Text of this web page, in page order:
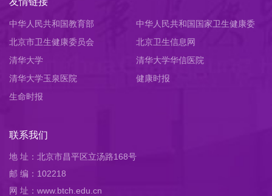
中华人民共和国教育部
中华人民共和国国家卫生健康委
员会
北京市卫生健康委员会
北京卫生信息网
清华大学
清华大学华信医院
清华大学玉泉医院
健康时报
生命时报
联系我们
地 址：北京市昌平区立汤路168号
邮 编：102218
网 址：www.btch.edu.cn